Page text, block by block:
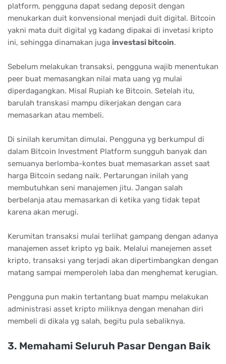
platform, pengguna dapat sedang deposit dengan
menukarkan duit konvensional menjadi duit digital. Bitcoin
yakni mata duit digital yg kadang dipakai di invetasi kripto
ini, sehingga dinamakan juga іnvеѕtаѕі bіtсоіn.
Sebelum melakukan transaksi, pengguna wajib menentukan
peer buat memasangkan nilai mata uang yg mulai
diperdagangkan. Misal Rupiah ke Bitcoin. Setelah itu,
barulah transkasi mampu dikerjakan dengan cara
memasarkan atau membeli.
Di sinilah kerumitan dimulai. Pengguna yg berkumpul di
dalam Bitcoin Investment Platform sungguh banyak dan
semuanya berlomba-kontes buat memasarkan asset saat
harga Bitcoin sedang naik. Pertarungan inilah yang
membutuhkan seni manajemen jitu. Jangan salah
berbelanja atau memasarkan di ketika yang tidak tepat
karena akan merugi.
Kerumitan transaksi mulai terlihat gampang dengan adanya
manajemen asset kripto yg baik. Melalui manejemen asset
kripto, transaksi yang terjadi akan dipertimbangkan dengan
matang sampai memperoleh laba dan menghemat kerugian.
Pengguna pun makin tertantang buat mampu melakukan
administrasi asset kripto miliknya dengan menahan diri
membeli di dikala yg salah, begitu pula sebaliknya.
3. Mеmаhаmі Sеluruh Pаѕаr Dеngаn Bаіk